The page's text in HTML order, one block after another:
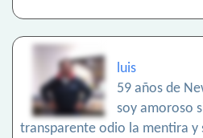
luis
59 años de
soy amoroso
transparente odio la mentira y